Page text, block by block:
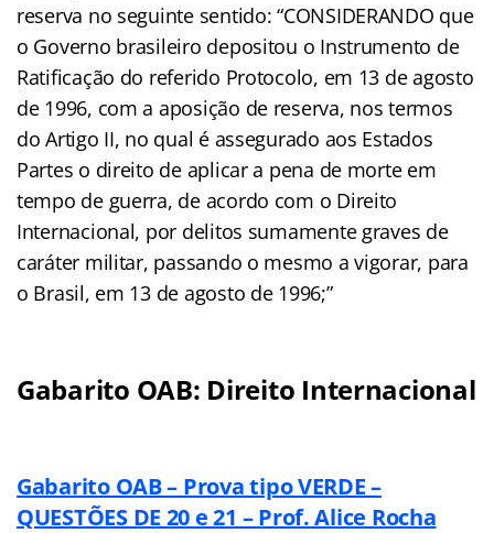
reserva no seguinte sentido: “CONSIDERANDO que
o Governo brasileiro depositou o Instrumento de
Ratificação do referido Protocolo, em 13 de agosto
de 1996, com a aposição de reserva, nos termos
do Artigo II, no qual é assegurado aos Estados
Partes o direito de aplicar a pena de morte em
tempo de guerra, de acordo com o Direito
Internacional, por delitos sumamente graves de
caráter militar, passando o mesmo a vigorar, para
o Brasil, em 13 de agosto de 1996;”
Gabarito OAB: Direito Internacional
Gabarito OAB – Prova tipo VERDE –
QUESTÕES DE 20 e 21 – Prof. Alice Rocha